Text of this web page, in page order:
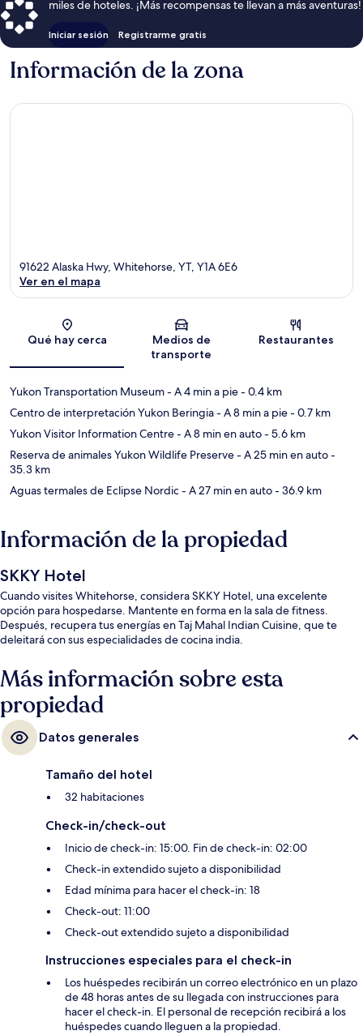
miles de hoteles. ¡Más recompensas te llevan a más aventuras!
Iniciar sesión Registrarme gratis
Información de la zona
Sección del mapa
91622 Alaska Hwy, Whitehorse, YT, Y1A 6E6
Ver en el mapa
Qué hay cerca
Medios de
transporte
Restaurantes
Yukon Transportation Museum- A 4 min a pie- 0.4 km
Centro de interpretación Yukon Beringia- A 8 min a pie- 0.7 km
Yukon Visitor Information Centre- A 8 min en auto- 5.6 km
Reserva de animales Yukon Wildlife Preserve- A 25 min en auto-
35.3 km
Aguas termales de Eclipse Nordic- A 27 min en auto- 36.9 km
Información de la propiedad
SKKY Hotel
Cuando visites Whitehorse, considera SKKY Hotel, una excelente
opción para hospedarse. Mantente en forma en la sala de fitness.
Después, recupera tus energías en Taj Mahal Indian Cuisine, que te
deleitará con sus especialidades de cocina india.
Más información sobre esta
propiedad
Datos generales
Tamaño del hotel
32 habitaciones
Check-in/check-out
Inicio de check-in: 15:00. Fin de check-in: 02:00
Check-in extendido sujeto a disponibilidad
Edad mínima para hacer el check-in: 18
Check-out: 11:00
Check-out extendido sujeto a disponibilidad
Instrucciones especiales para el check-in
Los huéspedes recibirán un correo electrónico en un plazo
de 48 horas antes de su llegada con instrucciones para
hacer el check-in. El personal de recepción recibirá a los
huéspedes cuando lleguen a la propiedad.